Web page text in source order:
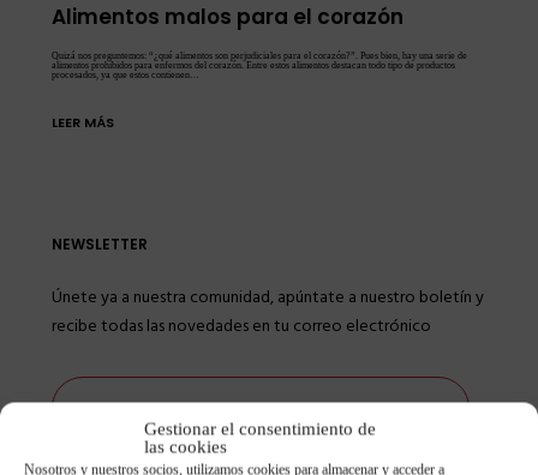
Gestionar el consentimiento de
las cookies
Nosotros y nuestros socios, utilizamos cookies para almacenar y acceder a
Alimentos malos para el corazón
Quizá nos preguntemos: “¿qué alimentos son perjudiciales para el corazón?”. Pues bien, hay una serie de
alimentos prohibidos para enfermos del corazón. Entre estos alimentos destacan todo tipo de productos
procesados, ya que estos contienen…
LEER MÁS
NEWSLETTER
Únete ya a nuestra comunidad, apúntate a nuestro boletín y
recibe todas las novedades en tu correo electrónico
He leído y acepto lapolítica de privacidady